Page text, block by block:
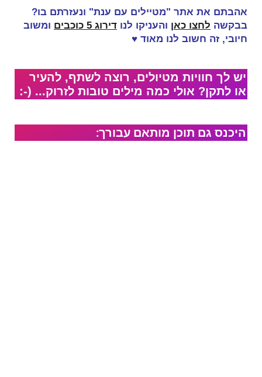
אהבתם את אתר "מטיילים עם ענת" ונעזרתם בו?
בבקשה לחצו כאן והעניקו לנו דירוג 5 כוכבים
ומשוב
חיובי, זה חשוב לנו מאוד ♥
יש לך חוויות מטיולים, רוצה לשתף, להעיר
או לתקן? אולי כמה מילים טובות לזרוק... (-:
היכנס גם תוכן מותאם עבורך: